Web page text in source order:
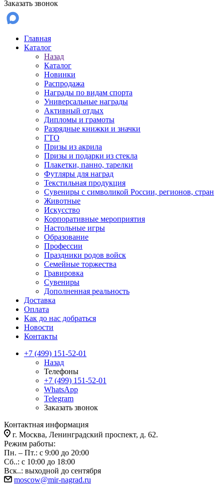
Заказать звонок
Главная
Каталог
Назад
Каталог
Новинки
Распродажа
Награды по видам спорта
Универсальные награды
Активный отдых
Дипломы и грамоты
Разрядные книжки и значки
ГТО
Призы из акрила
Призы и подарки из стекла
Плакетки, панно, тарелки
Футляры для наград
Текстильная продукция
Сувениры с символикой России, регионов, стран
Животные
Искусство
Корпоративные мероприятия
Настольные игры
Образование
Профессии
Праздники родов войск
Семейные торжества
Гравировка
Сувениры
Дополненная реальность
Доставка
Оплата
Как до нас добраться
Новости
Контакты
+7 (499) 151-52-01
Назад
Телефоны
+7 (499) 151-52-01
WhatsApp
Telegram
Заказать звонок
Контактная информация
г. Москва, Ленинградский проспект, д. 62.
Режим работы:
Пн. – Пт.: с 9:00 до 20:00
Сб..: с 10:00 до 18:00
Вск..: выходной до сентября
moscow@mir-nagrad.ru